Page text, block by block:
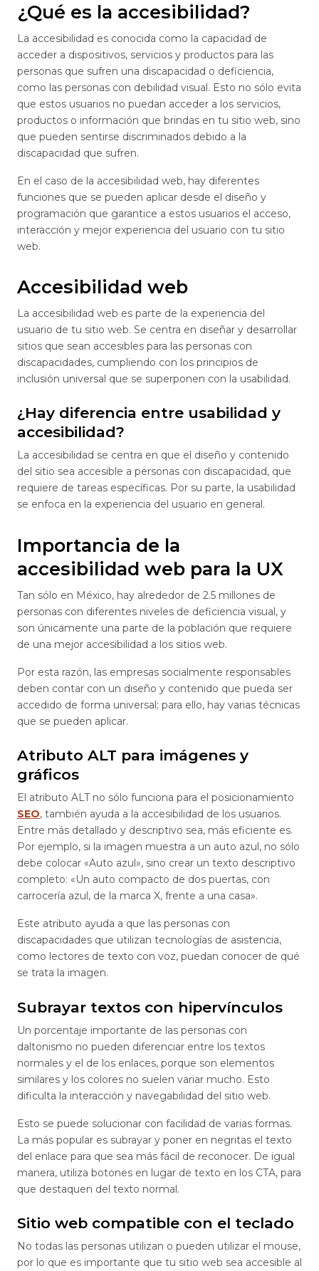
¿Qué es la accesibilidad?
La accesibilidad es conocida como la capacidad de
acceder a dispositivos, servicios y productos para las
personas que sufren una discapacidad o deficiencia,
como las personas con debilidad visual. Esto no sólo evita
que estos usuarios no puedan acceder a los servicios,
productos o información que brindas en tu sitio web, sino
que pueden sentirse discriminados debido a la
discapacidad que sufren.
En el caso de la accesibilidad web, hay diferentes
funciones que se pueden aplicar desde el diseño y
programación que garantice a estos usuarios el acceso,
interacción y mejor experiencia del usuario con tu sitio
web.
Accesibilidad web
La accesibilidad web es parte de la experiencia del
usuario de tu sitio web. Se centra en diseñar y desarrollar
sitios que sean accesibles para las personas con
discapacidades, cumpliendo con los principios de
inclusión universal que se superponen con la usabilidad.
¿Hay diferencia entre usabilidad y
accesibilidad?
La accesibilidad se centra en que el diseño y contenido
del sitio sea accesible a personas con discapacidad, que
requiere de tareas específicas. Por su parte, la usabilidad
se enfoca en la experiencia del usuario en general.
Importancia de la
accesibilidad web para la UX
Tan sólo en México, hay alrededor de 2.5 millones de
personas con diferentes niveles de deficiencia visual, y
son únicamente una parte de la población que requiere
de una mejor accesibilidad a los sitios web.
Por esta razón, las empresas socialmente responsables
deben contar con un diseño y contenido que pueda ser
accedido de forma universal; para ello, hay varias técnicas
que se pueden aplicar.
Atributo ALT para imágenes y
gráficos
El atributo ALT no sólo funciona para el posicionamiento
SEO, también ayuda a la accesibilidad de los usuarios.
Entre más detallado y descriptivo sea, más eficiente es.
Por ejemplo, si la imagen muestra a un auto azul, no sólo
debe colocar «Auto azul», sino crear un texto descriptivo
completo: «Un auto compacto de dos puertas, con
carrocería azul, de la marca X, frente a una casa».
Este atributo ayuda a que las personas con
discapacidades que utilizan tecnologías de asistencia,
como lectores de texto con voz, puedan conocer de qué
se trata la imagen.
Subrayar textos con hipervínculos
Un porcentaje importante de las personas con
daltonismo no pueden diferenciar entre los textos
normales y el de los enlaces, porque son elementos
similares y los colores no suelen variar mucho. Esto
dificulta la interacción y navegabilidad del sitio web.
Esto se puede solucionar con facilidad de varias formas.
La más popular es subrayar y poner en negritas el texto
del enlace para que sea más fácil de reconocer. De igual
manera, utiliza botones en lugar de texto en los CTA, para
que destaquen del texto normal.
Sitio web compatible con el teclado
No todas las personas utilizan o pueden utilizar el mouse,
por lo que es importante que tu sitio web sea accesible al